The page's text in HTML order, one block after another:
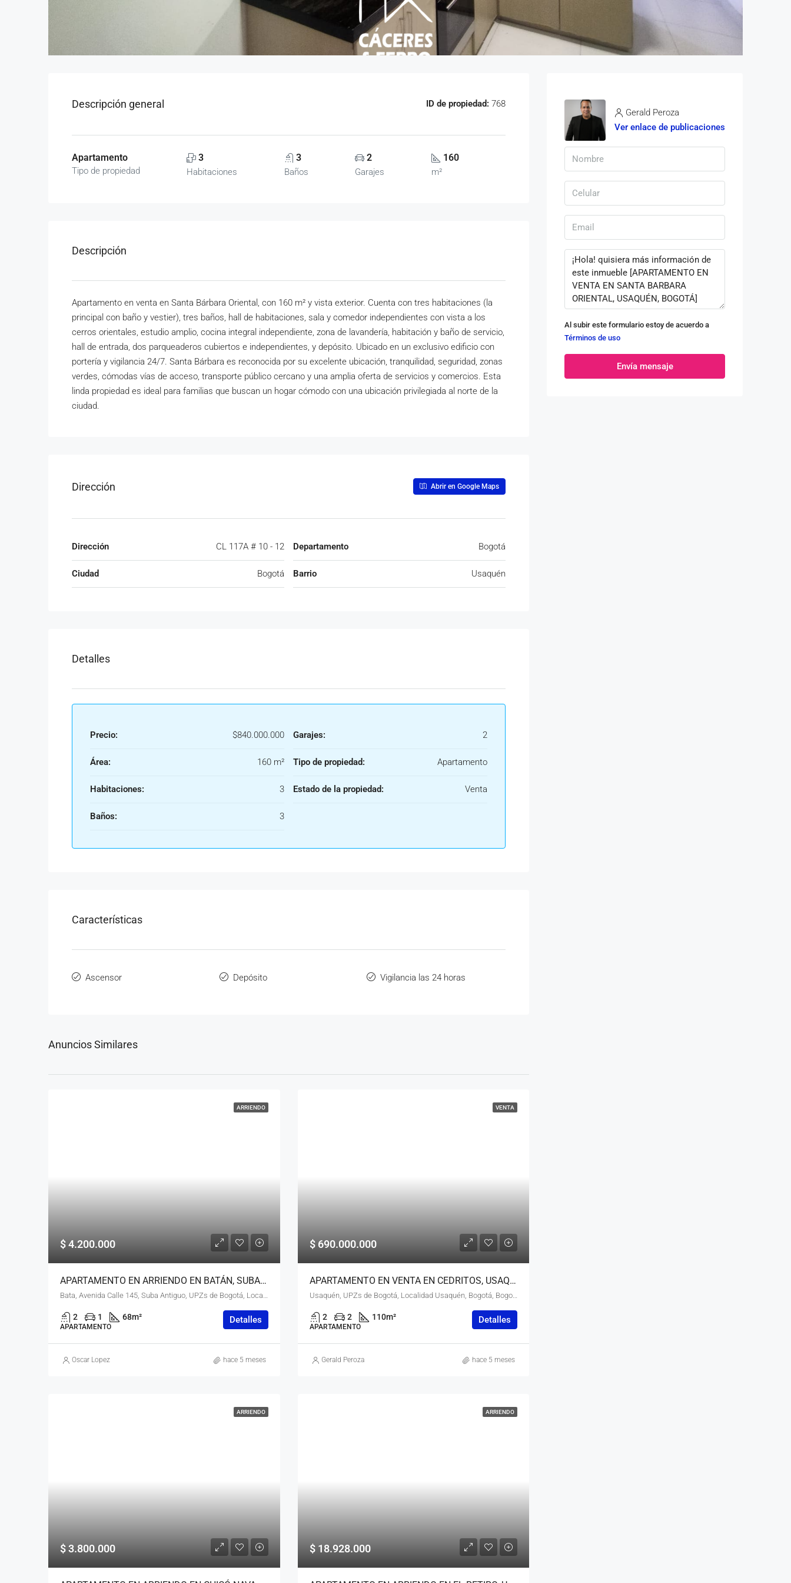
Descripción general ID de propiedad: 768
Apartamento
Tipo de propiedad
3
Habitaciones
3
Baños
2
Garajes
160
m²
Descripción
Apartamento en venta en Santa Bárbara Oriental, con 160 m² y vista exterior. Cuenta con tres habitaciones (la
principal con baño y vestier), tres baños, hall de habitaciones, sala y comedor independientes con vista a los
cerros orientales, estudio amplio, cocina integral independiente, zona de lavandería, habitación y baño de servicio,
hall de entrada, dos parqueaderos cubiertos e independientes, y depósito. Ubicado en un exclusivo edificio con
portería y vigilancia 24/7. Santa Bárbara es reconocida por su excelente ubicación, tranquilidad, seguridad, zonas
verdes, cómodas vías de acceso, transporte público cercano y una amplia oferta de servicios y comercios. Esta
linda propiedad es ideal para familias que buscan un hogar cómodo con una ubicación privilegiada al norte de la
ciudad.
Dirección Abrir en Google Maps
Dirección CL 117A # 10 - 12
Ciudad Bogotá
Departamento Bogotá
Barrio Usaquén
Detalles
Precio: $840.000.000
Área: 160 m²
Habitaciones: 3
Baños: 3
Garajes: 2
Tipo de propiedad: Apartamento
Estado de la propiedad: Venta
Características
Ascensor Depósito Vigilancia las 24 horas
Anuncios Similares
ARRIENDO
$ 4.200.000
APARTAMENTO EN ARRIENDO EN BATÁN, SUBA, BOGOTÁ, D.C. – (963)
Bata, Avenida Calle 145, Suba Antiguo, UPZs de Bogotá, Localidad Suba, Bogotá, Bogotá, Distrito Capital, RAP (Especial) Central, 111161, Colombia
2 1 68m²
APARTAMENTO
Detalles
Oscar Lopez hace 5 meses
VENTA
$ 690.000.000
APARTAMENTO EN VENTA EN CEDRITOS, USAQUÉN, BOGOTÁ, D.C. – (964)
Usaquén, UPZs de Bogotá, Localidad Usaquén, Bogotá, Bogotá, Distrito Capital, RAP (Especial) Central, 110111, Colombia
2 2 110m²
APARTAMENTO
Detalles
Gerald Peroza hace 5 meses
ARRIENDO
$ 3.800.000
ARRIENDO
$ 18.928.000
Gerald Peroza
Ver enlace de publicaciones
Al subir este formulario estoy de acuerdo a
Términos de uso
Envía mensaje